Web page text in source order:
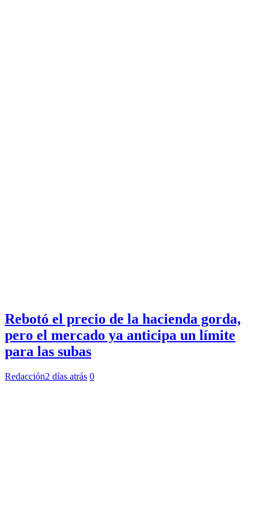
Rebotó el precio de la hacienda gorda,
pero el mercado ya anticipa un límite
para las subas
Redacción2 días atrás 0